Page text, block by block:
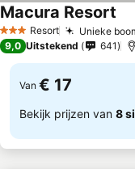
3 SterrenResort Unieke
Macura Resort
9,0 Uitstekend 641
Van € 17
Bekijk prijzen van 8